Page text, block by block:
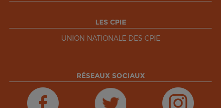
LES CPIE
UNION NATIONALE DES CPIE
RÉSEAUX SOCIAUX